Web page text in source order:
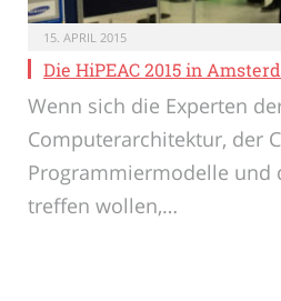
15. APRIL 2015
Die HiPEAC 2015 in
Wenn sich die Experten
Computerarchitektur, der
Programmiermodelle und
treffen wollen,…